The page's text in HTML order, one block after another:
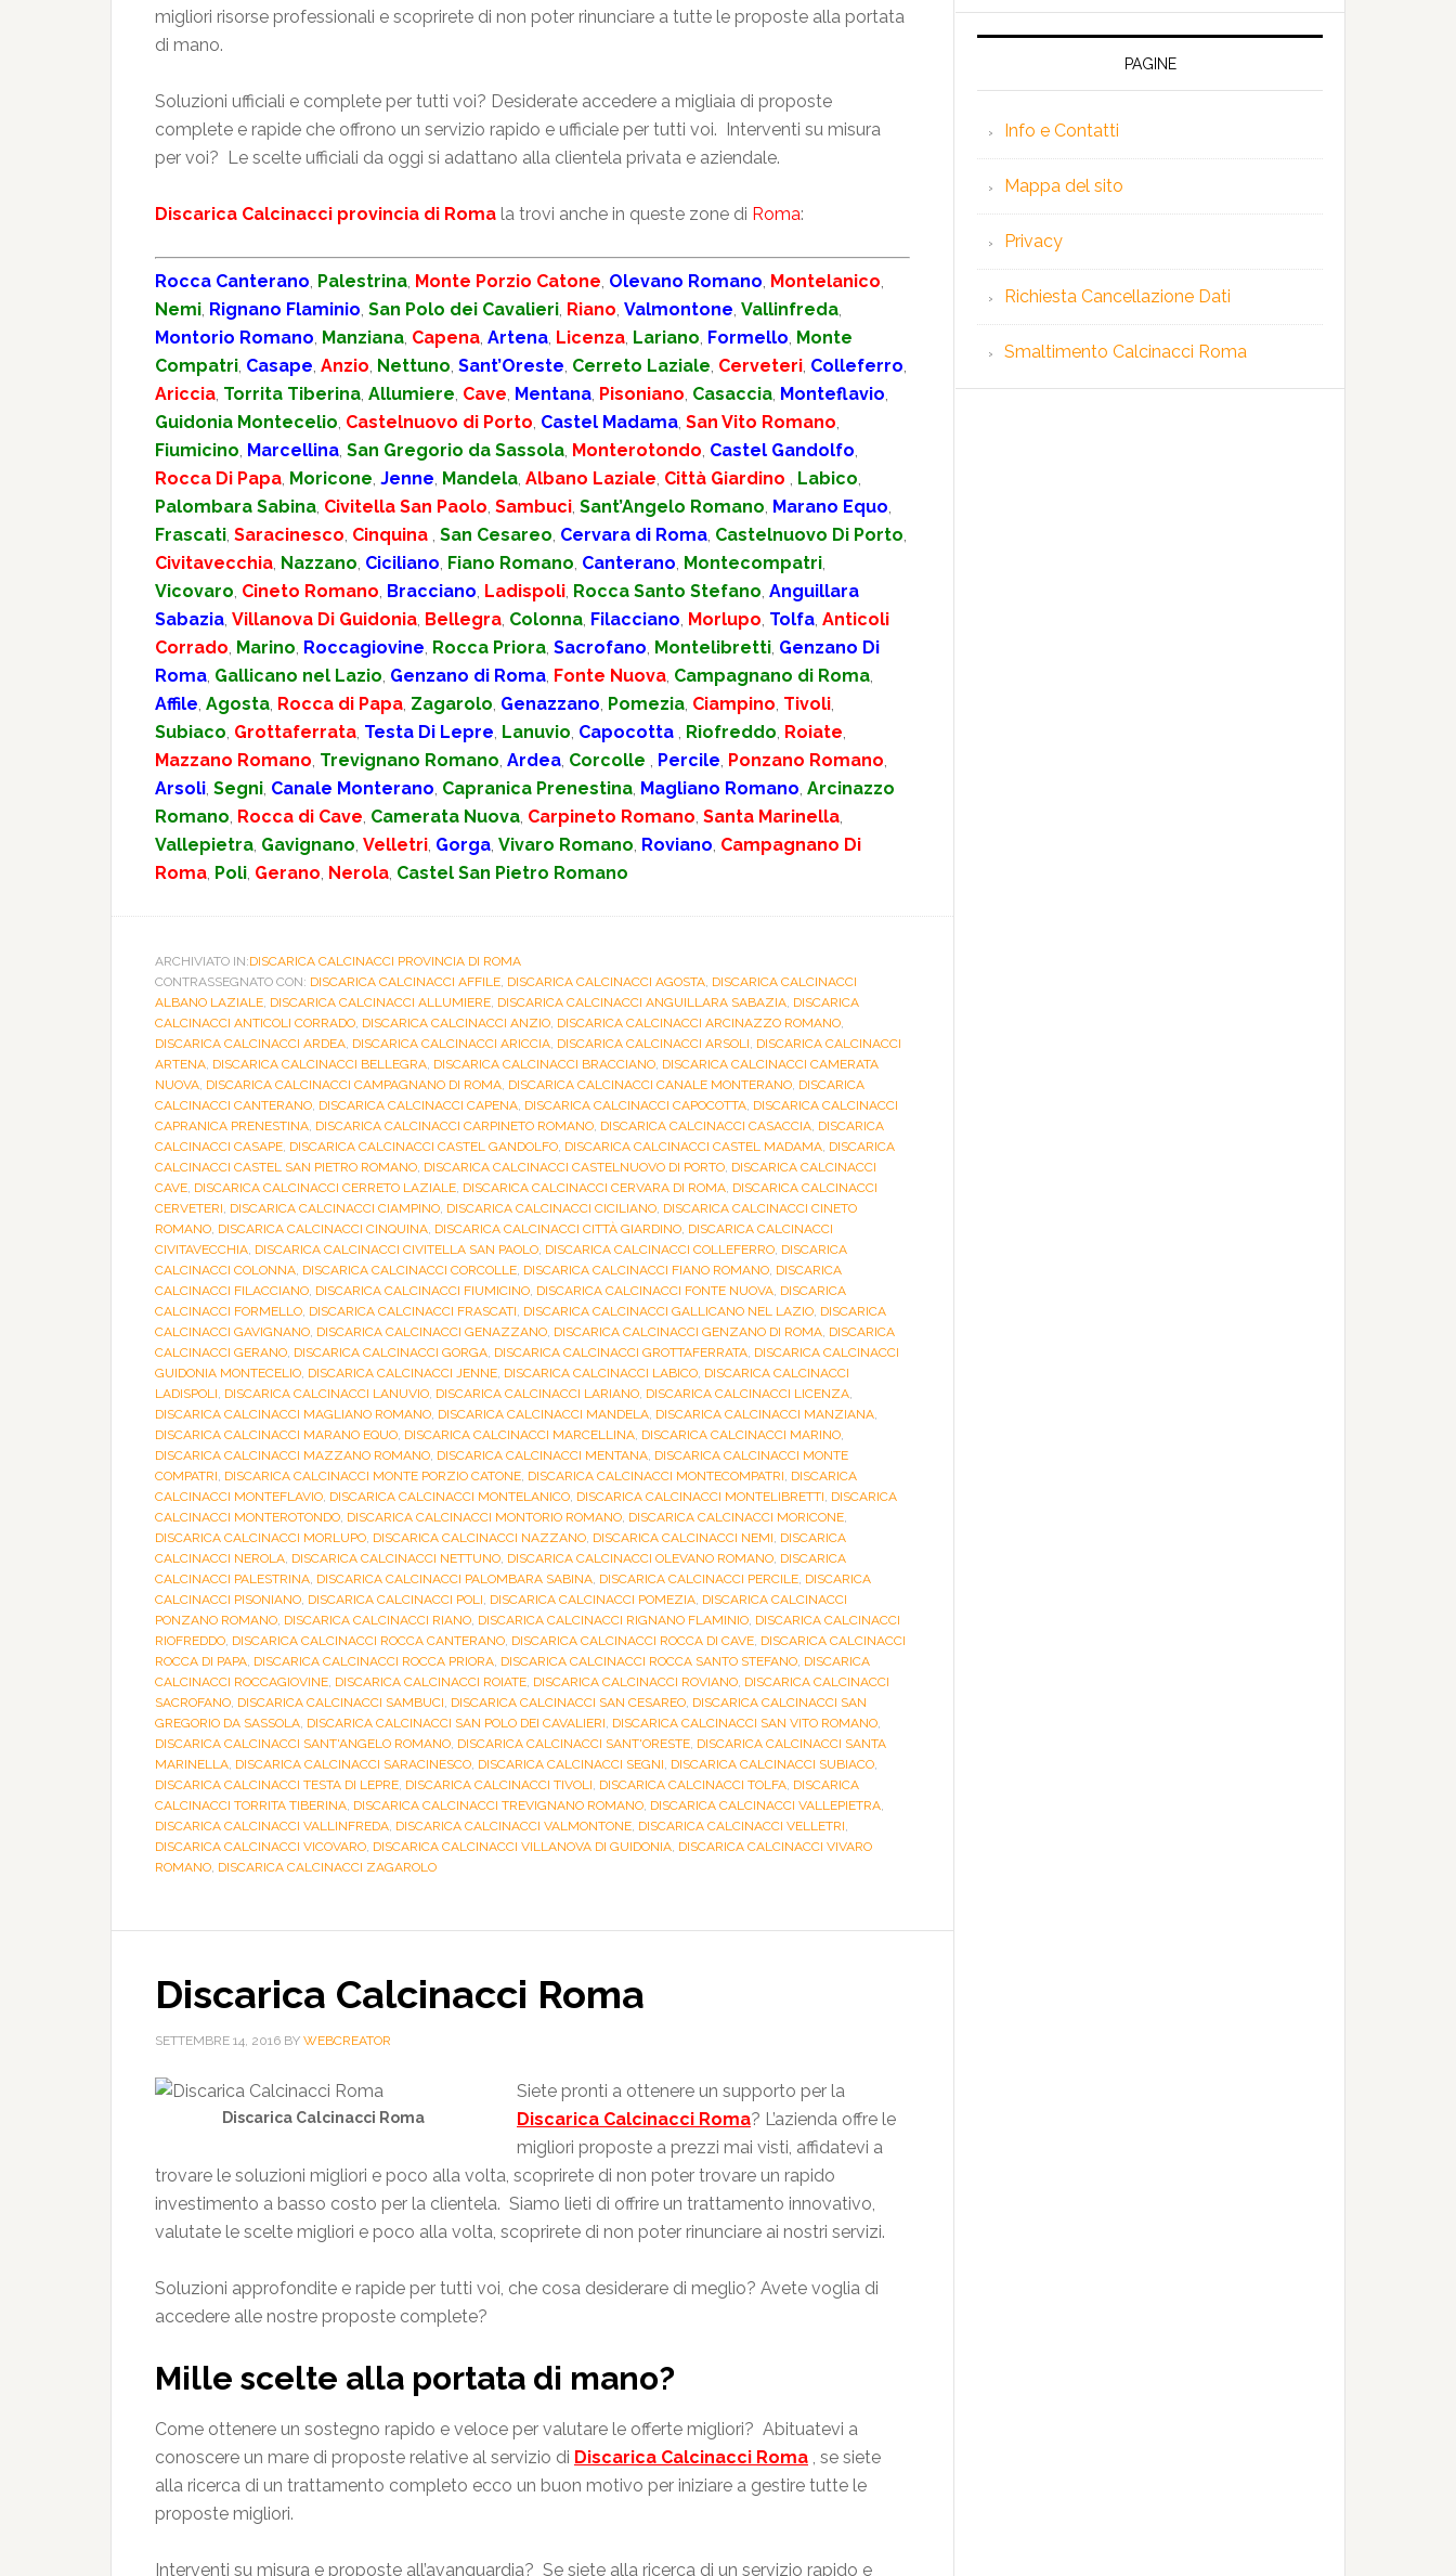
migliori risorse professionali e scoprirete di non poter rinunciare a tutte le proposte alla portata
di mano.
Soluzioni ufficiali e complete per tutti voi? Desiderate accedere a migliaia di proposte
complete e rapide che offrono un servizio rapido e ufficiale per tutti voi. Interventi su misura
per voi? Le scelte ufficiali da oggi si adattano alla clientela privata e aziendale.
Discarica Calcinacci provincia di Roma la trovi anche in queste zone di Roma:
Rocca Canterano, Palestrina, Monte Porzio Catone, Olevano Romano, Montelanico,
Nemi, Rignano Flaminio, San Polo dei Cavalieri, Riano, Valmontone, Vallinfreda,
Montorio Romano, Manziana, Capena, Artena, Licenza, Lariano, Formello, Monte
Compatri, Casape, Anzio, Nettuno, Sant’Oreste, Cerreto Laziale, Cerveteri, Colleferro,
Ariccia, Torrita Tiberina, Allumiere, Cave, Mentana, Pisoniano, Casaccia, Monteflavio,
Guidonia Montecelio, Castelnuovo di Porto, Castel Madama, San Vito Romano,
Fiumicino, Marcellina, San Gregorio da Sassola, Monterotondo, Castel Gandolfo,
Rocca Di Papa, Moricone, Jenne, Mandela, Albano Laziale, Città Giardino , Labico,
Palombara Sabina, Civitella San Paolo, Sambuci, Sant’Angelo Romano, Marano Equo,
Frascati, Saracinesco, Cinquina , San Cesareo, Cervara di Roma, Castelnuovo Di Porto,
Civitavecchia, Nazzano, Ciciliano, Fiano Romano, Canterano, Montecompatri,
Vicovaro, Cineto Romano, Bracciano, Ladispoli, Rocca Santo Stefano, Anguillara
Sabazia, Villanova Di Guidonia, Bellegra, Colonna, Filacciano, Morlupo, Tolfa, Anticoli
Corrado, Marino, Roccagiovine, Rocca Priora, Sacrofano, Montelibretti, Genzano Di
Roma, Gallicano nel Lazio, Genzano di Roma, Fonte Nuova, Campagnano di Roma,
Affile, Agosta, Rocca di Papa, Zagarolo, Genazzano, Pomezia, Ciampino, Tivoli,
Subiaco, Grottaferrata, Testa Di Lepre, Lanuvio, Capocotta , Riofreddo, Roiate,
Mazzano Romano, Trevignano Romano, Ardea, Corcolle , Percile, Ponzano Romano,
Arsoli, Segni, Canale Monterano, Capranica Prenestina, Magliano Romano, Arcinazzo
Romano, Rocca di Cave, Camerata Nuova, Carpineto Romano, Santa Marinella,
Vallepietra, Gavignano, Velletri, Gorga, Vivaro Romano, Roviano, Campagnano Di
Roma, Poli, Gerano, Nerola, Castel San Pietro Romano
ARCHIVIATO IN:DISCARICA CALCINACCI PROVINCIA DI ROMA
CONTRASSEGNATO CON: DISCARICA CALCINACCI AFFILE, DISCARICA CALCINACCI AGOSTA, DISCARICA CALCINACCI
ALBANO LAZIALE, DISCARICA CALCINACCI ALLUMIERE, DISCARICA CALCINACCI ANGUILLARA SABAZIA, DISCARICA
CALCINACCI ANTICOLI CORRADO, DISCARICA CALCINACCI ANZIO, DISCARICA CALCINACCI ARCINAZZO ROMANO,
DISCARICA CALCINACCI ARDEA, DISCARICA CALCINACCI ARICCIA, DISCARICA CALCINACCI ARSOLI, DISCARICA CALCINACCI
ARTENA, DISCARICA CALCINACCI BELLEGRA, DISCARICA CALCINACCI BRACCIANO, DISCARICA CALCINACCI CAMERATA
NUOVA, DISCARICA CALCINACCI CAMPAGNANO DI ROMA, DISCARICA CALCINACCI CANALE MONTERANO, DISCARICA
CALCINACCI CANTERANO, DISCARICA CALCINACCI CAPENA, DISCARICA CALCINACCI CAPOCOTTA, DISCARICA CALCINACCI
CAPRANICA PRENESTINA, DISCARICA CALCINACCI CARPINETO ROMANO, DISCARICA CALCINACCI CASACCIA, DISCARICA
CALCINACCI CASAPE, DISCARICA CALCINACCI CASTEL GANDOLFO, DISCARICA CALCINACCI CASTEL MADAMA, DISCARICA
CALCINACCI CASTEL SAN PIETRO ROMANO, DISCARICA CALCINACCI CASTELNUOVO DI PORTO, DISCARICA CALCINACCI
CAVE, DISCARICA CALCINACCI CERRETO LAZIALE, DISCARICA CALCINACCI CERVARA DI ROMA, DISCARICA CALCINACCI
CERVETERI, DISCARICA CALCINACCI CIAMPINO, DISCARICA CALCINACCI CICILIANO, DISCARICA CALCINACCI CINETO
ROMANO, DISCARICA CALCINACCI CINQUINA, DISCARICA CALCINACCI CITTÀ GIARDINO, DISCARICA CALCINACCI
CIVITAVECCHIA, DISCARICA CALCINACCI CIVITELLA SAN PAOLO, DISCARICA CALCINACCI COLLEFERRO, DISCARICA
CALCINACCI COLONNA, DISCARICA CALCINACCI CORCOLLE, DISCARICA CALCINACCI FIANO ROMANO, DISCARICA
CALCINACCI FILACCIANO, DISCARICA CALCINACCI FIUMICINO, DISCARICA CALCINACCI FONTE NUOVA, DISCARICA
CALCINACCI FORMELLO, DISCARICA CALCINACCI FRASCATI, DISCARICA CALCINACCI GALLICANO NEL LAZIO, DISCARICA
CALCINACCI GAVIGNANO, DISCARICA CALCINACCI GENAZZANO, DISCARICA CALCINACCI GENZANO DI ROMA, DISCARICA
CALCINACCI GERANO, DISCARICA CALCINACCI GORGA, DISCARICA CALCINACCI GROTTAFERRATA, DISCARICA CALCINACCI
GUIDONIA MONTECELIO, DISCARICA CALCINACCI JENNE, DISCARICA CALCINACCI LABICO, DISCARICA CALCINACCI
LADISPOLI, DISCARICA CALCINACCI LANUVIO, DISCARICA CALCINACCI LARIANO, DISCARICA CALCINACCI LICENZA,
DISCARICA CALCINACCI MAGLIANO ROMANO, DISCARICA CALCINACCI MANDELA, DISCARICA CALCINACCI MANZIANA,
DISCARICA CALCINACCI MARANO EQUO, DISCARICA CALCINACCI MARCELLINA, DISCARICA CALCINACCI MARINO,
DISCARICA CALCINACCI MAZZANO ROMANO, DISCARICA CALCINACCI MENTANA, DISCARICA CALCINACCI MONTE
COMPATRI, DISCARICA CALCINACCI MONTE PORZIO CATONE, DISCARICA CALCINACCI MONTECOMPATRI, DISCARICA
CALCINACCI MONTEFLAVIO, DISCARICA CALCINACCI MONTELANICO, DISCARICA CALCINACCI MONTELIBRETTI, DISCARICA
CALCINACCI MONTEROTONDO, DISCARICA CALCINACCI MONTORIO ROMANO, DISCARICA CALCINACCI MORICONE,
DISCARICA CALCINACCI MORLUPO, DISCARICA CALCINACCI NAZZANO, DISCARICA CALCINACCI NEMI, DISCARICA
CALCINACCI NEROLA, DISCARICA CALCINACCI NETTUNO, DISCARICA CALCINACCI OLEVANO ROMANO, DISCARICA
CALCINACCI PALESTRINA, DISCARICA CALCINACCI PALOMBARA SABINA, DISCARICA CALCINACCI PERCILE, DISCARICA
CALCINACCI PISONIANO, DISCARICA CALCINACCI POLI, DISCARICA CALCINACCI POMEZIA, DISCARICA CALCINACCI
PONZANO ROMANO, DISCARICA CALCINACCI RIANO, DISCARICA CALCINACCI RIGNANO FLAMINIO, DISCARICA CALCINACCI
RIOFREDDO, DISCARICA CALCINACCI ROCCA CANTERANO, DISCARICA CALCINACCI ROCCA DI CAVE, DISCARICA CALCINACCI
ROCCA DI PAPA, DISCARICA CALCINACCI ROCCA PRIORA, DISCARICA CALCINACCI ROCCA SANTO STEFANO, DISCARICA
CALCINACCI ROCCAGIOVINE, DISCARICA CALCINACCI ROIATE, DISCARICA CALCINACCI ROVIANO, DISCARICA CALCINACCI
SACROFANO, DISCARICA CALCINACCI SAMBUCI, DISCARICA CALCINACCI SAN CESAREO, DISCARICA CALCINACCI SAN
GREGORIO DA SASSOLA, DISCARICA CALCINACCI SAN POLO DEI CAVALIERI, DISCARICA CALCINACCI SAN VITO ROMANO,
DISCARICA CALCINACCI SANT'ANGELO ROMANO, DISCARICA CALCINACCI SANT'ORESTE, DISCARICA CALCINACCI SANTA
MARINELLA, DISCARICA CALCINACCI SARACINESCO, DISCARICA CALCINACCI SEGNI, DISCARICA CALCINACCI SUBIACO,
DISCARICA CALCINACCI TESTA DI LEPRE, DISCARICA CALCINACCI TIVOLI, DISCARICA CALCINACCI TOLFA, DISCARICA
CALCINACCI TORRITA TIBERINA, DISCARICA CALCINACCI TREVIGNANO ROMANO, DISCARICA CALCINACCI VALLEPIETRA,
DISCARICA CALCINACCI VALLINFREDA, DISCARICA CALCINACCI VALMONTONE, DISCARICA CALCINACCI VELLETRI,
DISCARICA CALCINACCI VICOVARO, DISCARICA CALCINACCI VILLANOVA DI GUIDONIA, DISCARICA CALCINACCI VIVARO
ROMANO, DISCARICA CALCINACCI ZAGAROLO
Discarica Calcinacci Roma
SETTEMBRE 14, 2016 BY WEBCREATOR
Discarica Calcinacci Roma
Siete pronti a ottenere un supporto per la
Discarica Calcinacci Roma? L’azienda offre le
migliori proposte a prezzi mai visti, affidatevi a
trovare le soluzioni migliori e poco alla volta, scoprirete di non poter trovare un rapido
investimento a basso costo per la clientela. Siamo lieti di offrire un trattamento innovativo,
valutate le scelte migliori e poco alla volta, scoprirete di non poter rinunciare ai nostri servizi.
Soluzioni approfondite e rapide per tutti voi, che cosa desiderare di meglio? Avete voglia di
accedere alle nostre proposte complete?
Mille scelte alla portata di mano?
Come ottenere un sostegno rapido e veloce per valutare le offerte migliori? Abituatevi a
conoscere un mare di proposte relative al servizio di Discarica Calcinacci Roma , se siete
alla ricerca di un trattamento completo ecco un buon motivo per iniziare a gestire tutte le
proposte migliori.
Interventi su misura e proposte all’avanguardia? Se siete alla ricerca di un servizio rapido e
PAGINE
Info e Contatti
Mappa del sito
Privacy
Richiesta Cancellazione Dati
Smaltimento Calcinacci Roma